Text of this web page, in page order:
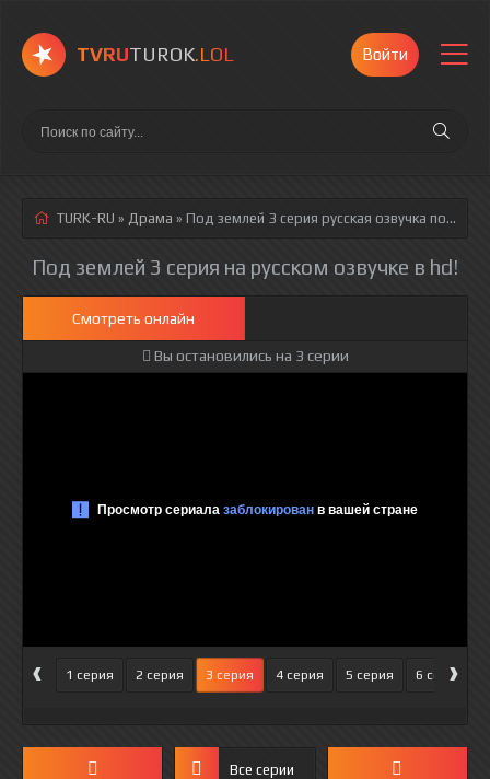
TVRUTUROK.LOL Войти
TURK-RU » Драма » Под землей 3 серия русская озвучка полностью смотреть онлайн!
Под землей 3 серия на русском озвучке в hd!
Смотреть онлайн
Вы остановились на 3 серии
‹ 1 серия 2 серия 3 серия 4 серия 5 серия 6 серия
›
Все серии